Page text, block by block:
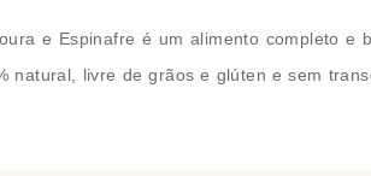
e Espinafre é um alimento completo e
livre de grãos e glúten e sem